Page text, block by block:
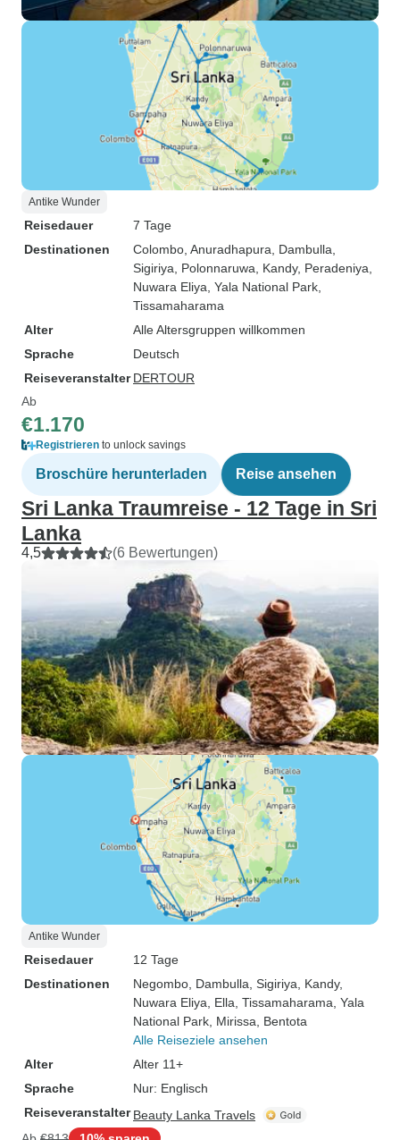
Antike Wunder
Reisedauer
7 Tage
Destinationen
Colombo , Anuradhapura , Dambulla
Sigiriya , Polonnaruwa , Kandy, Peradeniya
Nuwara Eliya , Yala National Park
Tissamaharama
Alter
Alle Altersgruppen willkommen
Sprache
Deutsch
Reiseveranstalter DERTOUR
Ab
€1.170
Registrieren to unlock savings
Broschüre herunterladen Reise ansehen
Sri Lanka Traumreise - 12 Tage in Sri
Lanka
4,5 (6 Bewertungen)
Antike Wunder
Reisedauer
12 Tage
Destinationen
Negombo , Dambulla , Sigiriya , Kandy,
Nuwara Eliya , Ella , Tissamaharama , Yala
National Park , Mirissa , Bentota
Alle Reiseziele ansehen
Alter
Alter 11+
Sprache
Nur: Englisch
Reiseveranstalter Beauty Lanka Travels